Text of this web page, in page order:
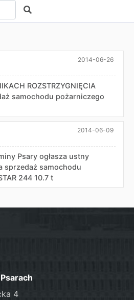
Szukaj
2014-06-26
ROZSTRZYGNIĘCIA
samochodu pożarniczego
2014-06-09
Psary ogłasza ustny
sprzedaż samochodu
244 10.7 t
4